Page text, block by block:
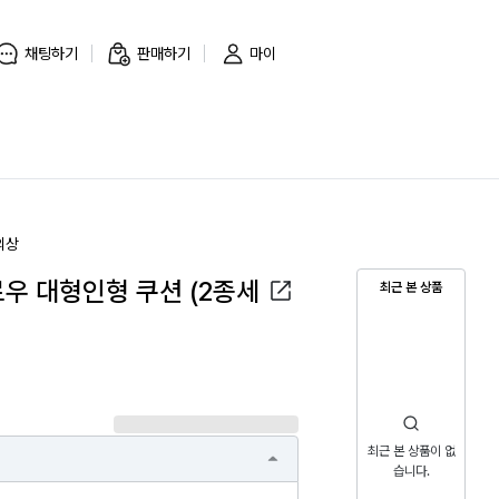
채팅하기 판매하기 마이
최근 본 상품
최근 본 상품이 없
습니다.
상
대형인형 쿠션 (2종세